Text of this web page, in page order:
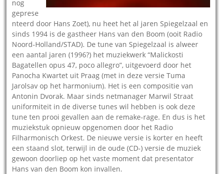
nog
geprese
nteerd door Hans Zoet), nu heet het al jaren Spiegelzaal en
sinds 1994 is de gastheer Hans van den Boom (ooit Radio
Noord-Holland/STAD). De tune van Spiegelzaal is alweer
een aantal jaren (1996?) het muziekwerk “Malickosti
Bagatellen opus 47, poco allegro”, uitgevoerd door het
Panocha Kwartet uit Praag (met in deze versie Tuma
Jarolsav op het harmonium). Het is een compositie van
Antonin Dvorak. Maar sinds netmanager Marwil Straat
uniformiteit in de diverse tunes wil hebben is ook deze
tune ten prooi gevallen aan de remake-rage. En dus is het
muziekstuk opnieuw opgenomen door het Radio
Filharmonisch Orkest. De nieuwe versie is korter en heeft
een staand slot, terwijl in de oude (CD-) versie de muziek
gewoon doorliep op het vaste moment dat presentator
Hans van den Boom kon invallen.